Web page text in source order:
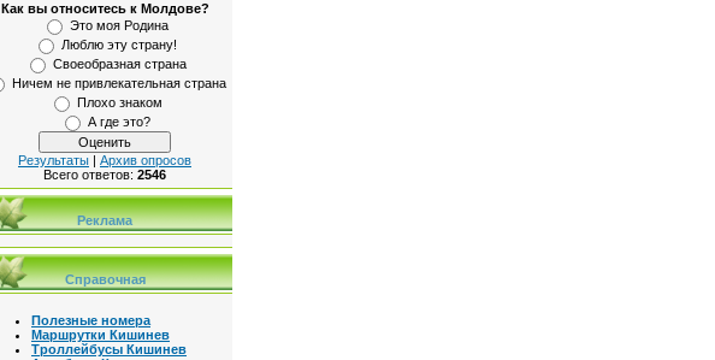
Как вы относитесь к Молдове?
Это моя Родина
Люблю эту страну!
Своеобразная страна
Ничем не привлекательная страна
Плохо знаком
А где это?
Результаты | Архив опросов
Всего ответов: 2546
Реклама
Справочная
Полезные номера
Маршрутки Кишинев
Троллейбусы Кишинев